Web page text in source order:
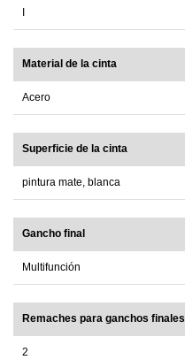
Material de la cinta
Acero
Superficie de la cinta
pintura mate, blanca
Gancho final
Multifunción
Remaches para ganchos finales
2